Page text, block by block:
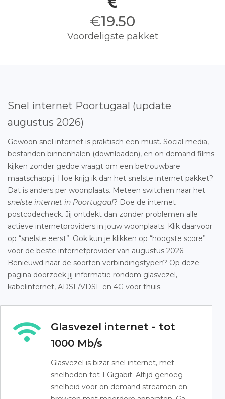
€19.50
Voordeligste pakket
Snel internet Poortugaal (update
augustus 2026)
Gewoon snel internet is praktisch een must. Social media,
bestanden binnenhalen (downloaden), en on demand films
kijken zonder gedoe vraagt om een betrouwbare
maatschappij. Hoe krijg ik dan het snelste internet pakket?
Dat is anders per woonplaats. Meteen switchen naar het
snelste internet in Poortugaal? Doe de internet
postcodecheck. Jij ontdekt dan zonder problemen alle
actieve internetproviders in jouw woonplaats. Klik daarvoor
op “snelste eerst”. Ook kun je klikken op “hoogste score”
voor de beste internetprovider van augustus 2026.
Benieuwd naar de soorten verbindingstypen? Op deze
pagina doorzoek jij informatie rondom glasvezel,
kabelinternet, ADSL/VDSL en 4G voor thuis.
Glasvezel internet - tot
1000 Mb/s
Glasvezel is bizar snel internet, met
snelheden tot 1 Gigabit. Altijd genoeg
snelheid voor on demand streamen en